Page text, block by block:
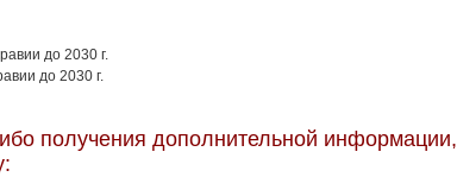
до 2030 г.
до 2030 г.
получения дополнительной информации,